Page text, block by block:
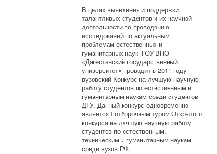
В целях выявления и поддержки
талантливых студентов и их научной
деятельности по проведению
исследований по актуальным
проблемам естественных и
гуманитарных наук, ГОУ ВПО
«Дагестанский государственный
университет» проводит в 2011 году
вузовский Конкурс на лучшую научную
работу студентов по естественным и
гуманитарным наукам среди студентов
ДГУ. Данный конкурс одновременно
является I отборочным туром Открытого
конкурса на лучшую научную работу
студентов по естественным,
техническим и гуманитарным наукам
среди вузов РФ.